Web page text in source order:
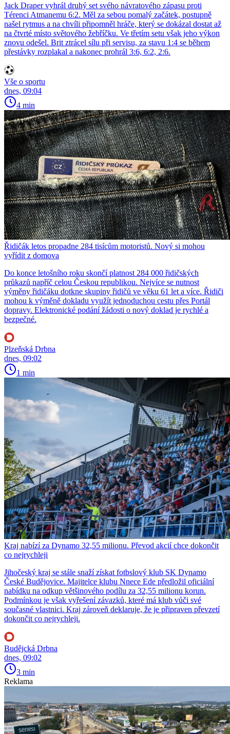
Jack Draper vyhrál druhý set svého návratového zápasu proti
Térenci Atmanemu 6:2. Měl za sebou pomalý začátek, postupně
našel rytmus a na chvíli připomněl hráče, který se dokázal dostat až
na čtvrté místo světového žebříčku. Ve třetím setu však jeho výkon
znovu odešel. Brit ztrácel sílu při servisu, za stavu 1:4 se během
přestávky rozplakal a nakonec prohrál 3:6, 6:2, 2:6.
Vše o sportu
dnes, 09:04
4 min
Řidičák letos propadne 284 tisícům motoristů. Nový si mohou
vyřídit z domova
Do konce letošního roku skončí platnost 284 000 řidičských
průkazů napříč celou Českou republikou. Nejvíce se nutnost
výměny řidičáku dotkne skupiny řidičů ve věku 61 let a více. Řidiči
mohou k výměně dokladu využít jednoduchou cestu přes Portál
dopravy. Elektronické podání žádosti o nový doklad je rychlé a
bezpečné.
Plzeňská Drbna
dnes, 09:02
1 min
Kraj nabízí za Dynamo 32,55 milionu. Převod akcií chce dokončit
co nejrychleji
Jihočeský kraj se stále snaží získat fotbslový klub SK Dynamo
České Budějovice. Majitelce klubu Nnece Ede předložil oficiální
nabídku na odkup většinového podílu za 32,55 milionu korun.
Podmínkou je však vyřešení závazků, které má klub vůči své
současné vlastnici. Kraj zároveň deklaruje, že je připraven převzetí
dokončit co nejrychleji.
Budějcká Drbna
dnes, 09:02
3 min
Reklama